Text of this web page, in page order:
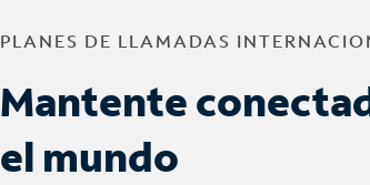
PLANES DE LLAMADAS
Mantente
el mundo